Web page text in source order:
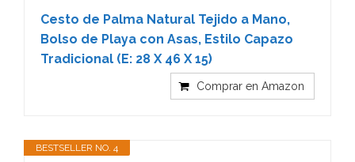
Cesto de Palma Natural Tejido a Mano,
Bolso de Playa con Asas, Estilo Capazo
Tradicional (E: 28 X 46 X 15)
Comprar en Amazon
BESTSELLER NO. 4